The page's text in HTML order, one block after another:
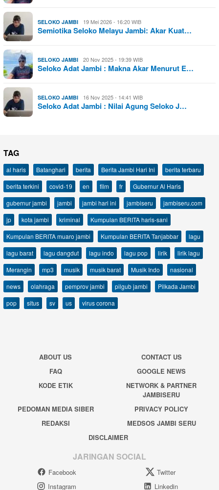
SELOKO JAMBI 19 Mei 2026 - 16:20 WIB
Semiotika Seloko Melayu Jambi: Akar Kuat…
SELOKO JAMBI 20 Nov 2025 - 19:39 WIB
Seloko Adat Jambi : Makna Akar Menurut E…
SELOKO JAMBI 16 Nov 2025 - 14:41 WIB
Seloko Adat Jambi : Nilai Agung Seloko J…
TAG
al haris Batanghari berita Berita Jambi Hari Ini
berita terbaru
berita terkini
covid-19 en film fr
Gubernur Al Haris
gubernur jambi
jambi jambi hari ini jambiseru
jambiseru.com
jp
kota jambi kriminal
Kumpulan BERITA haris-sani
Kumpulan BERITA muaro jambi
Kumpulan BERITA Tanjabbar
lagu
lagu barat
lagu dangdut lagu indo lagu pop lirik
lirik lagu
Merangin
mp3 musik musik barat Musik Indo
nasional
news
olahraga pemprov jambi pilgub jambi
Pilkada Jambi
pop
situs sv us virus corona
ABOUT US
CONTACT US
FAQ
GOOGLE NEWS
KODE ETIK
NETWORK & PARTNER
JAMBISERU
PEDOMAN MEDIA SIBER
PRIVACY POLICY
REDAKSI
MEDSOS JAMBI SERU
DISCLAIMER
JARINGAN SOCIAL
Facebook
Twitter
Instagram
Linkedin